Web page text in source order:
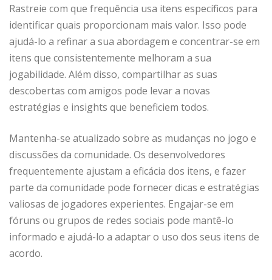
Rastreie com que frequência usa itens específicos para
identificar quais proporcionam mais valor. Isso pode
ajudá-lo a refinar a sua abordagem e concentrar-se em
itens que consistentemente melhoram a sua
jogabilidade. Além disso, compartilhar as suas
descobertas com amigos pode levar a novas
estratégias e insights que beneficiem todos.
Mantenha-se atualizado sobre as mudanças no jogo e
discussões da comunidade. Os desenvolvedores
frequentemente ajustam a eficácia dos itens, e fazer
parte da comunidade pode fornecer dicas e estratégias
valiosas de jogadores experientes. Engajar-se em
fóruns ou grupos de redes sociais pode mantê-lo
informado e ajudá-lo a adaptar o uso dos seus itens de
acordo.